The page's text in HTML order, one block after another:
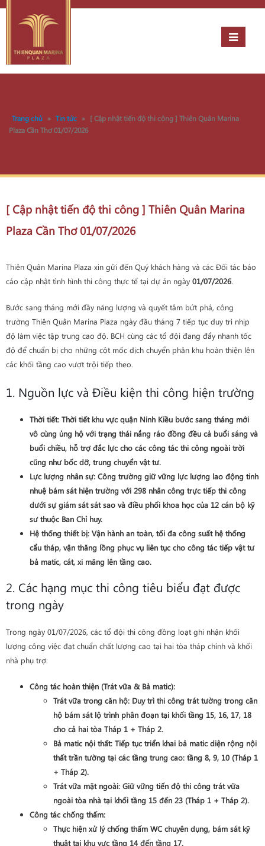
Trang chủ » Tin tức » [ Cập nhật tiến độ thi công ] Thiên Quân Marina
Plaza Cần Thơ 01/07/2026
[ Cập nhật tiến độ thi công ] Thiên Quân Marina
Plaza Cần Thơ 01/07/2026
Thiên Quân Marina Plaza xin gửi đến Quý khách hàng và các Đối tác báo
cáo cập nhật tình hình thi công thực tế tại dự án ngày 01/07/2026.
Bước sang tháng mới đầy năng lượng và quyết tâm bứt phá, công
trường Thiên Quân Marina Plaza ngày đầu tháng 7 tiếp tục duy trì nhịp
độ làm việc tập trung cao độ. BCH cùng các tổ đội đang đẩy nhanh tốc
độ để chuẩn bị cho những cột mốc dịch chuyển phân khu hoàn thiện lên
các khối tầng cao vượt trội tiếp theo.
1. Nguồn lực và Điều kiện thi công hiện trường
Thời tiết: Thời tiết khu vực quận Ninh Kiều bước sang tháng mới
vô cùng ủng hộ với trạng thái nắng ráo đồng đều cả buổi sáng và
buổi chiều, hỗ trợ đắc lực cho các công tác thi công ngoài trời
cũng như bốc dỡ, trung chuyển vật tư.
Lực lượng nhân sự: Công trường giữ vững lực lượng lao động tinh
nhuệ bám sát hiện trường với 298 nhân công trực tiếp thi công
dưới sự giám sát sát sao và điều phối khoa học của 12 cán bộ kỹ
sư thuộc Ban Chỉ huy.
Hệ thống thiết bị: Vận hành an toàn, tối đa công suất hệ thống
cẩu tháp, vận thăng lồng phục vụ liên tục cho công tác tiếp vật tư
bả matic, cát, xi măng lên tầng cao.
2. Các hạng mục thi công tiêu biểu đạt được
trong ngày
Trong ngày 01/07/2026, các tổ đội thi công đồng loạt ghi nhận khối
lượng công việc đạt chuẩn chất lượng cao tại hai tòa tháp chính và khối
nhà phụ trợ:
Công tác hoàn thiện (Trát vữa & Bả matic):
Trát vữa trong căn hộ: Duy trì thi công trát tường trong căn
hộ bám sát lộ trình phân đoạn tại khối tầng 15, 16, 17, 18
cho cả hai tòa Tháp 1 + Tháp 2.
Bả matic nội thất: Tiếp tục triển khai bả matic diện rộng nội
thất trần tường tại các tầng trung cao: tầng 8, 9, 10 (Tháp 1
+ Tháp 2).
Trát vữa mặt ngoài: Giữ vững tiến độ thi công trát vữa
ngoài tòa nhà tại khối tầng 15 đến 23 (Tháp 1 + Tháp 2).
Công tác chống thấm:
Thực hiện xử lý chống thấm WC chuyên dụng, bám sát kỹ
thuật tại khu vực tầng 14 đến tầng 17.